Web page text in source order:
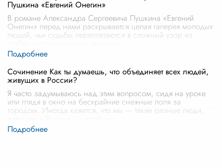
Пушкина «Евгений Онегин»
В романе Александра Сергеевича Пушкина «Евгений
Онегин» перед нами раскрывается целая галерея молодых
людей, чьи судьбы переплетаются в сложный узор из
Сочинение Как ты думаешь, что объединяет всех людей,
живущих в России?
Я часто задумываюсь над этим вопросом, сидя на уроке
или глядя в окно на бескрайние снежные поля за
городом. Иногда кажется, что мы — такие разные люди,